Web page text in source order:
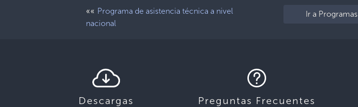
«« Programa de asistencia técnica a nivel
nacional
Ir a Programas
Descargas Preguntas Frecuentes